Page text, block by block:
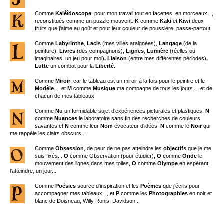
Comme Kaléîdoscope , pour mon travail tout en facettes, en morceaux...,
reconstitués comme un puzzle mouvent. K comme Kaki et Kiwi deux
fruits que j'aime au goût et pour leur couleur de poussière, passe-partout.
Comme Labyrinthe Lacis (mes villes araignées), Langage (de la
peinture), Livres (des compagnons), Lignes Lumière (réelles ou
imaginaires, un jeu pour moi), Liaison (entre mes différentes périodes),
Lutte un combat pour la Liberté
Comme Miroir, car le tableau est un miroir à la fois pour le peintre et le
Modèle ..., et M comme Musique ma compagne de tous les jours..., et de
chacun de mes tableaux.
Comme Nu un formidable sujet d'expériences picturales et plastiques. N
comme Nuances le laboratoire sans fin des recherches de couleurs
savantes et N comme leur Nom évocateur d'idées. N comme le Noirqui
me rappèle les clairs obscurs...
Comme Obsession , de peur de ne pas atteindre les objectifs que je me
suis fixés... O comme Observation (pour étudier), O comme Onde le
mouvement des lignes dans mes toiles, O comme Olympe en espérant
l'atteindre, un jour...
Comme Poésies source d'inspiration et les Poèmes que j'écris pour
accompagner mes tableaux..., et P comme les Photographies en noir et
blanc de Doisneau, Willy Ronis, Davidson...